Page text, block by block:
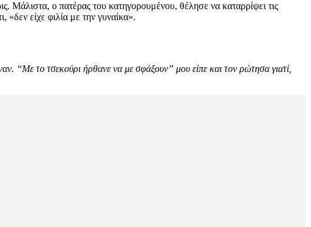
Μάλιστα, ο πατέρας του κατηγορουμένου, θέλησε να καταρρίψει τις
είχε φιλία με την γυναίκα».
“Με το τσεκούρι ήρθανε να με σφάξουν” μου είπε και τον ρώτησα γιατί,